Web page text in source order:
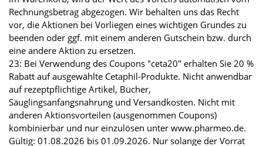
Rechnungsbetrag abgezogen. Wir behalten uns das Recht
vor, die Aktionen bei Vorliegen eines wichtigen Grundes zu
beenden oder ggf. mit einem anderen Gutschein bzw. durch
eine andere Aktion zu ersetzen.
23: Bei Verwendung des Coupons "ceta20" erhalten Sie 20 %
Rabatt auf ausgewählte Cetaphil-Produkte. Nicht anwendbar
auf rezeptpflichtige Artikel, Bücher,
Säuglingsanfangsnahrung und Versandkosten. Nicht mit
anderen Aktionsvorteilen (ausgenommen Coupons)
kombinierbar und nur einzulösen unter www.pharmeo.de.
Gültig: 01.08.2026 bis 01.09.2026. Nur solange der Vorrat